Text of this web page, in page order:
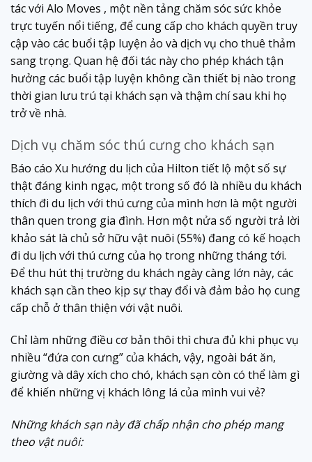
tác với Alo Moves , một nền tảng chăm sóc sức khỏe
trực tuyến nổi tiếng, để cung cấp cho khách quyền truy
cập vào các buổi tập luyện ảo và dịch vụ cho thuê thảm
sang trọng. Quan hệ đối tác này cho phép khách tận
hưởng các buổi tập luyện không cần thiết bị nào trong
thời gian lưu trú tại khách sạn và thậm chí sau khi họ
trở về nhà.
Dịch vụ chăm sóc thú cưng cho khách sạn
Báo cáo Xu hướng du lịch của Hilton tiết lộ một số sự
thật đáng kinh ngạc, một trong số đó là nhiều du khách
thích đi du lịch với thú cưng của mình hơn là một người
thân quen trong gia đình. Hơn một nửa số người trả lời
khảo sát là chủ sở hữu vật nuôi (55%) đang có kế hoạch
đi du lịch với thú cưng của họ trong những tháng tới.
Để thu hút thị trường du khách ngày càng lớn này, các
khách sạn cần theo kịp sự thay đổi và đảm bảo họ cung
cấp chỗ ở thân thiện với vật nuôi.
Chỉ làm những điều cơ bản thôi thì chưa đủ khi phục vụ
nhiều “đứa con cưng” của khách, vậy, ngoài bát ăn,
giường và dây xích cho chó, khách sạn còn có thể làm gì
để khiến những vị khách lông lá của mình vui vẻ?
Những khách sạn này đã chấp nhận cho phép mang
theo vật nuôi: